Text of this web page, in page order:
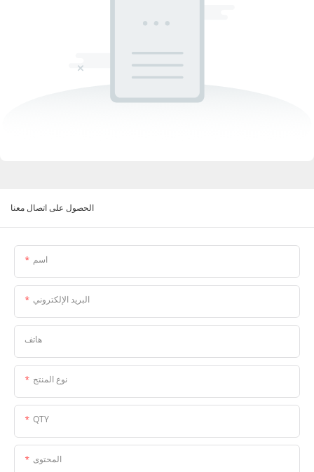
الحصول على اتصال معنا
اسم
البريد الإلكتروني
هاتف
نوع المنتج
QTY
المحتوى